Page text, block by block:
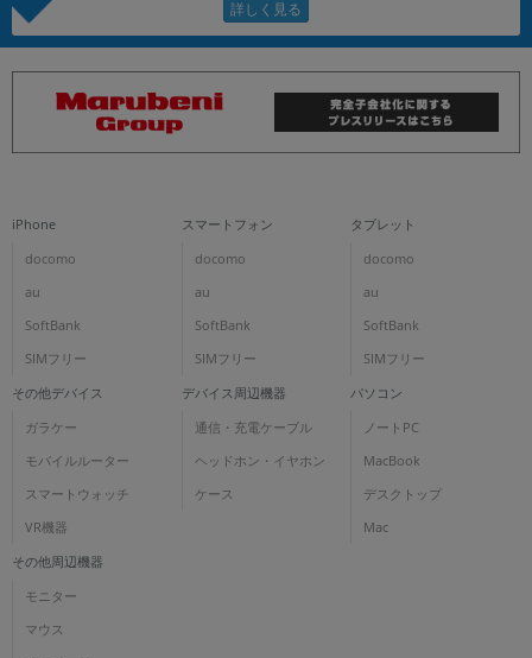
iPhone
docomo
au
SoftBank
SIMフリー
スマートフォン
docomo
au
SoftBank
SIMフリー
タブレット
docomo
au
SoftBank
SIMフリー
その他デバイス
ガラケー
モバイルルーター
スマートウォッチ
VR機器
デバイス周辺機器
通信・充電ケーブル
ヘッドホン・イヤホン
ケース
パソコン
ノートPC
MacBook
デスクトップ
Mac
その他周辺機器
モニター
マウス